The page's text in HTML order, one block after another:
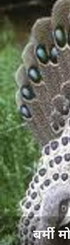
बर्मी